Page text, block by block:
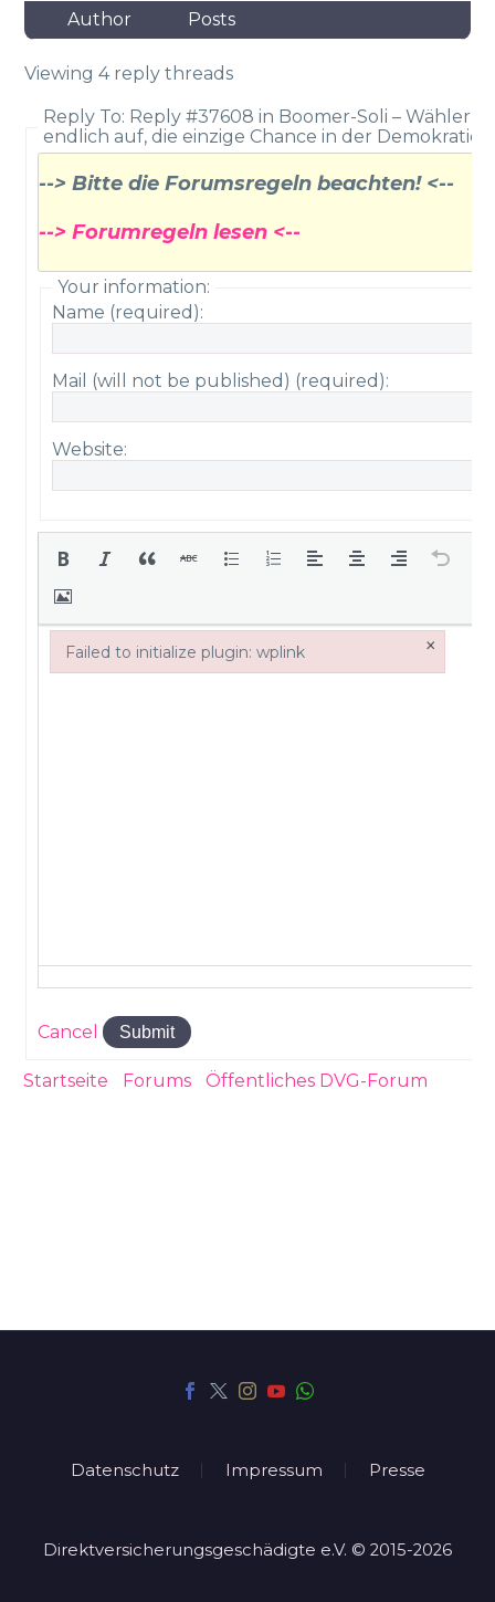
Author
Posts
Viewing 4 reply threads
Reply To: Reply #37608 in Boomer-Soli – Wähler
endlich auf, die einzige Chance in der Demokratie!
--> Bitte die Forumsregeln beachten! <--
--> Forumregeln lesen <--
Your information:
Name (required):
Mail (will not be published) (required):
Website:
Cancel Submit
Startseite Forums Öffentliches DVG-Forum
Datenschutz Impressum Presse
Direktversicherungsgeschädigte e.V. © 2015-2026
Failed to initialize plugin: wplink ×
Failed to initialize plugin: wplink